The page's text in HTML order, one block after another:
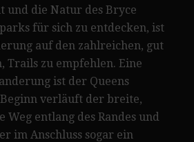
und die Natur des Bryce
für sich zu entdecken, ist
auf den zahlreichen, gut
Trails zu empfehlen. Eine
ist der Queens
verläuft der breite,
Weg entlang des Randes und
im Anschluss sogar ein